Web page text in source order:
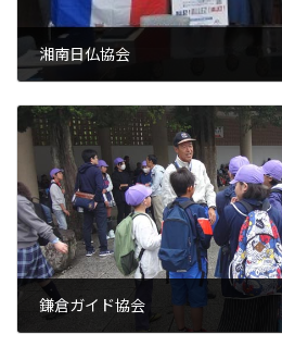
湘南日仏協会
鎌倉ガイド協会